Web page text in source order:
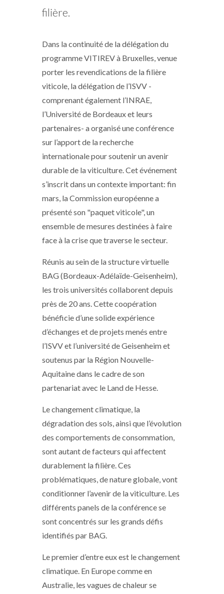
filière.
Dans la continuité de la délégation du
programme VITIREV à Bruxelles, venue
porter les revendications de la filière
viticole, la délégation de l’ISVV -
comprenant également l’INRAE,
l’Université de Bordeaux et leurs
partenaires- a organisé une conférence
sur l’apport de la recherche
internationale pour soutenir un avenir
durable de la viticulture. Cet événement
s’inscrit dans un contexte important: fin
mars, la Commission européenne a
présenté son "paquet viticole", un
ensemble de mesures destinées à faire
face à la crise que traverse le secteur.
Réunis au sein de la structure virtuelle
BAG (Bordeaux-Adélaïde-Geisenheim),
les trois universités collaborent depuis
près de 20 ans. Cette coopération
bénéficie d’une solide expérience
d’échanges et de projets menés entre
l’ISVV et l’université de Geisenheim et
soutenus par la Région Nouvelle-
Aquitaine dans le cadre de son
partenariat avec le Land de Hesse.
Le changement climatique, la
dégradation des sols, ainsi que l’évolution
des comportements de consommation,
sont autant de facteurs qui affectent
durablement la filière. Ces
problématiques, de nature globale, vont
conditionner l’avenir de la viticulture. Les
différents panels de la conférence se
sont concentrés sur les grands défis
identifiés par BAG.
Le premier d’entre eux est le changement
climatique. En Europe comme en
Australie, les vagues de chaleur se